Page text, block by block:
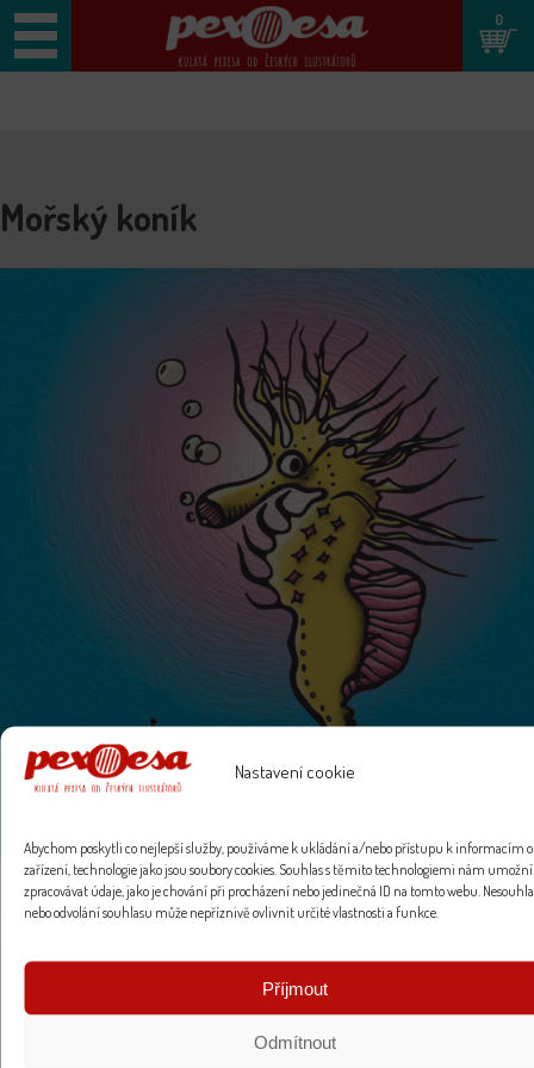
Nastavení cookie
Abychom poskytli co nejlepší služby, používáme k ukládání a/nebo přístupu k informacím o
zařízení, technologie jako jsou soubory cookies. Souhlas s těmito technologiemi nám umožní
zpracovávat údaje, jako je chování při procházení nebo jedinečná ID na tomto webu.
nebo odvolání souhlasu může nepříznivě ovlivnit určité vlastnosti a funkce.
Příjmout
Odmítnout
0
Mořský koník